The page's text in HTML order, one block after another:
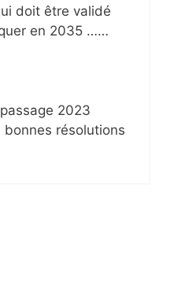
doit être validé
en 2035 ……
2023
résolutions